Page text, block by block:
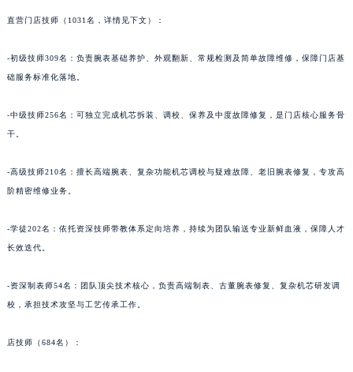
直营门店技师（1031名，详情见下文）：
-初级技师309名：负责腕表基础养护、外观翻新、常规检测及简单故障维修，保障门店基
础服务标准化落地。
-中级技师256名：可独立完成机芯拆装、调校、保养及中度故障修复，是门店核心服务骨
干。
-高级技师210名：擅长高端腕表、复杂功能机芯调校与疑难故障、老旧腕表修复，专攻高
阶精密维修业务。
-学徒202名：依托资深技师带教体系定向培养，持续为团队输送专业新鲜血液，保障人才
长效迭代。
-资深制表师54名：团队顶尖技术核心，负责高端制表、古董腕表修复、复杂机芯研发调
校，承担技术攻坚与工艺传承工作。
店技师（684名）：